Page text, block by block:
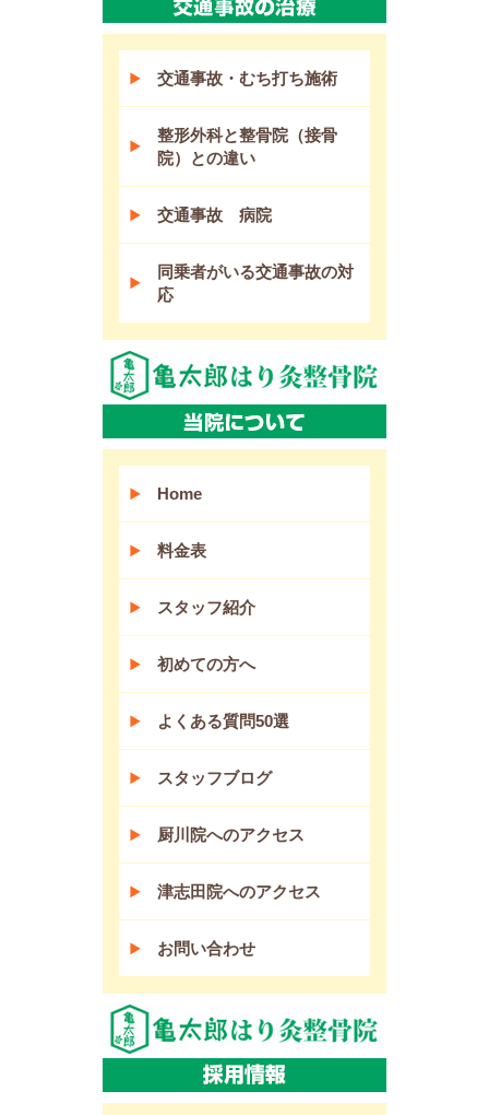
交通事故・むち打ち施術
整形外科と整骨院（接骨
院）との違い
交通事故 病院
同乗者がいる交通事故の対
応
Home
料金表
スタッフ紹介
初めての方へ
よくある質問50選
スタッフブログ
厨川院へのアクセス
津志田院へのアクセス
お問い合わせ